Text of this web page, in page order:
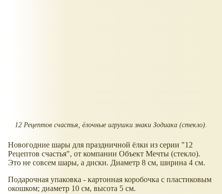
12 Рецептов счастья, ёлочные игрушки знаки Зодиака (стекло).
Новогодние шары для праздничной ёлки из серии "12
Рецептов счастья", от компании Объект Мечты (стекло).
Это не совсем шары, а диски. Диаметр 8 см, ширина 4 см.
Подарочная упаковка - картонная коробочка с пластиковым
окошком; диаметр 10 см, высота 5 см.